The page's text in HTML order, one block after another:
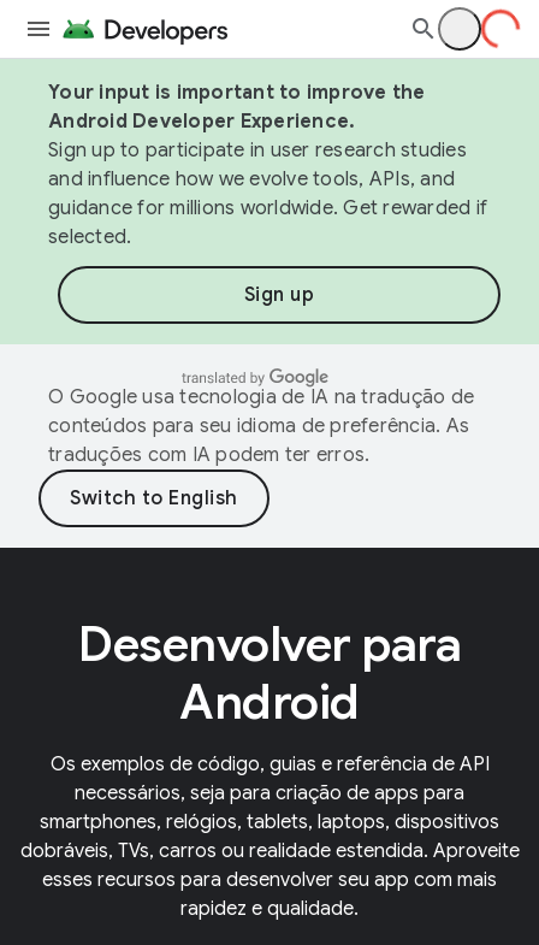
Your input is important to improve the
Android Developer Experience.
Sign up to participate in user research studies
and influence how we evolve tools, APIs, and
guidance for millions worldwide. Get rewarded if
selected.
Sign up
O Google usa tecnologia de IA na tradução de
conteúdos para seu idioma de preferência. As
traduções com IA podem ter erros.
Desenvolver para
Android
Os exemplos de código, guias e referência de API
necessários, seja para criação de apps para
smartphones, relógios, tablets, laptops, dispositivos
dobráveis, TVs, carros ou realidade estendida. Aproveite
esses recursos para desenvolver seu app com mais
rapidez e qualidade.